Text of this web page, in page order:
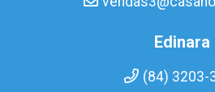
Edinara
(84) 3203-